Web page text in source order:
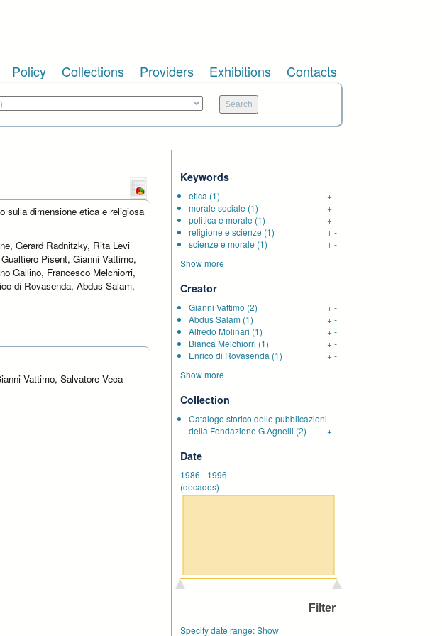
Policy Collections Providers Exhibitions Contacts
sulla dimensione etica e religiosa
Gerard Radnitzky, Rita Levi
Pisent, Gianni Vattimo,
Gallino, Francesco Melchiorri,
di Rovasenda, Abdus Salam,
Vattimo, Salvatore Veca
Keywords
etica (1) +-
morale sociale (1) +-
politica e morale (1) +-
religione e scienze (1) +-
scienze e morale (1) +-
Show more
Creator
Gianni Vattimo (2) +-
Abdus Salam (1) +-
Alfredo Molinari (1) +-
Bianca Melchiorri (1) +-
Enrico di Rovasenda (1) +-
Show more
Collection
Catalogo storico delle pubblicazioni
della Fondazione G.Agnelli (2) +-
Date
1986 - 1996
(decades)
Specify date range:Show